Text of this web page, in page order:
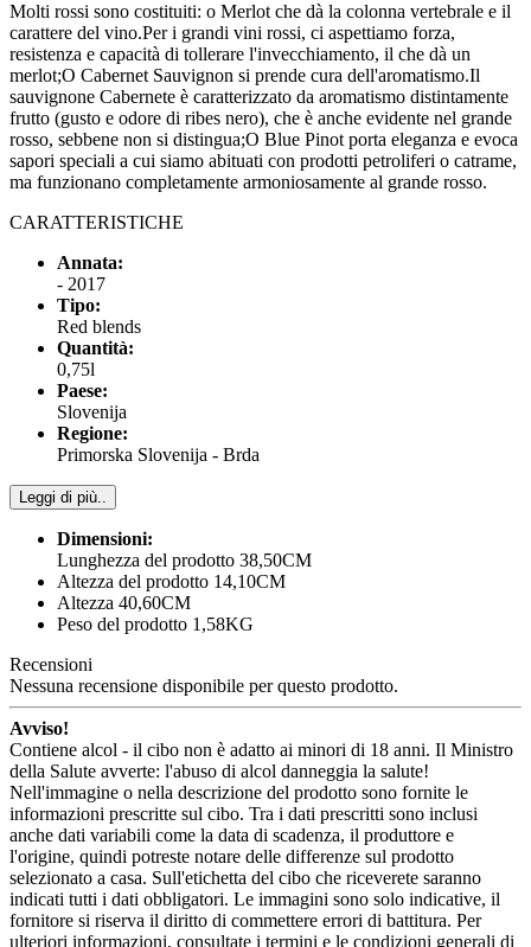
Molti rossi sono costituiti: o Merlot che dà la colonna vertebrale e il
carattere del vino.Per i grandi vini rossi, ci aspettiamo forza,
resistenza e capacità di tollerare l'invecchiamento, il che dà un
merlot;O Cabernet Sauvignon si prende cura dell'aromatismo.Il
sauvignone Cabernete è caratterizzato da aromatismo distintamente
frutto (gusto e odore di ribes nero), che è anche evidente nel grande
rosso, sebbene non si distingua;O Blue Pinot porta eleganza e evoca
sapori speciali a cui siamo abituati con prodotti petroliferi o catrame,
ma funzionano completamente armoniosamente al grande rosso.
CARATTERISTICHE
Annata:
- 2017
Tipo:
Red blends
Quantità:
0,75l
Paese:
Slovenija
Regione:
Primorska Slovenija - Brda
Leggi di più..
Dimensioni:
Lunghezza del prodotto 38,50CM
Altezza del prodotto 14,10CM
Altezza 40,60CM
Peso del prodotto 1,58KG
Recensioni
Nessuna recensione disponibile per questo prodotto.
Avviso!
Contiene alcol - il cibo non è adatto ai minori di 18 anni. Il Ministro
della Salute avverte: l'abuso di alcol danneggia la salute!
Nell'immagine o nella descrizione del prodotto sono fornite le
informazioni prescritte sul cibo. Tra i dati prescritti sono inclusi
anche dati variabili come la data di scadenza, il produttore e
l'origine, quindi potreste notare delle differenze sul prodotto
selezionato a casa. Sull'etichetta del cibo che riceverete saranno
indicati tutti i dati obbligatori. Le immagini sono solo indicative, il
fornitore si riserva il diritto di commettere errori di battitura. Per
ulteriori informazioni, consultate i termini e le condizioni generali di